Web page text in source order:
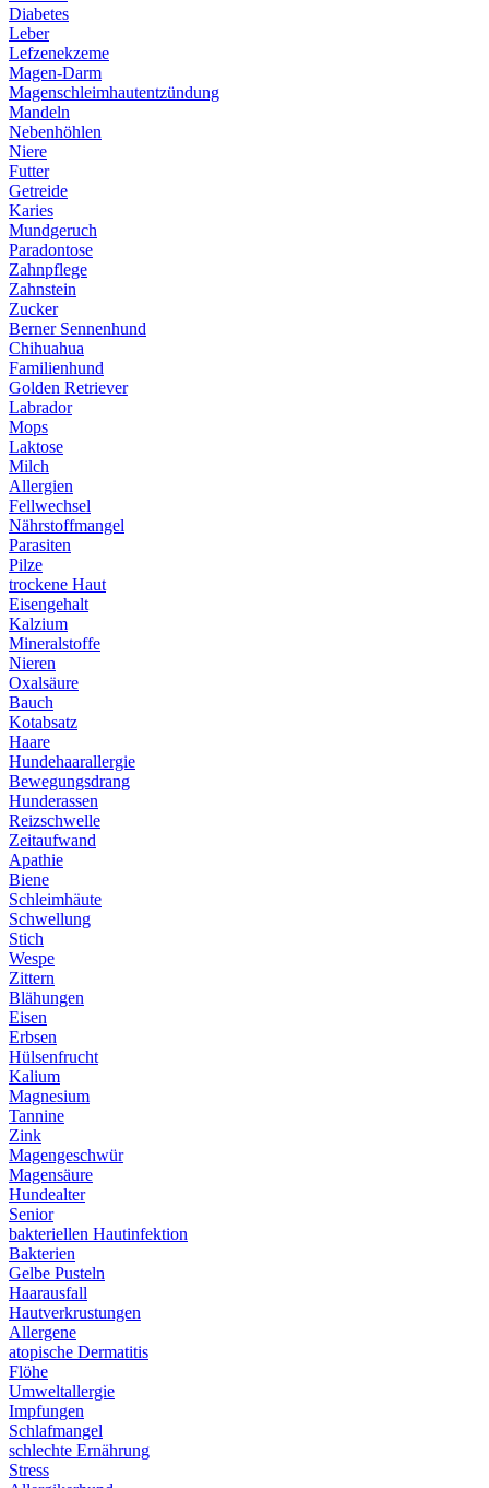
Diabetes
Leber
Lefzenekzeme
Magen-Darm
Magenschleimhautentzündung
Mandeln
Nebenhöhlen
Niere
Futter
Getreide
Karies
Mundgeruch
Paradontose
Zahnpflege
Zahnstein
Zucker
Berner Sennenhund
Chihuahua
Familienhund
Golden Retriever
Labrador
Mops
Laktose
Milch
Allergien
Fellwechsel
Nährstoffmangel
Parasiten
Pilze
trockene Haut
Eisengehalt
Kalzium
Mineralstoffe
Nieren
Oxalsäure
Bauch
Kotabsatz
Haare
Hundehaarallergie
Bewegungsdrang
Hunderassen
Reizschwelle
Zeitaufwand
Apathie
Biene
Schleimhäute
Schwellung
Stich
Wespe
Zittern
Blähungen
Eisen
Erbsen
Hülsenfrucht
Kalium
Magnesium
Tannine
Zink
Magengeschwür
Magensäure
Hundealter
Senior
bakteriellen Hautinfektion
Bakterien
Gelbe Pusteln
Haarausfall
Hautverkrustungen
Allergene
atopische Dermatitis
Flöhe
Umweltallergie
Impfungen
Schlafmangel
schlechte Ernährung
Stress